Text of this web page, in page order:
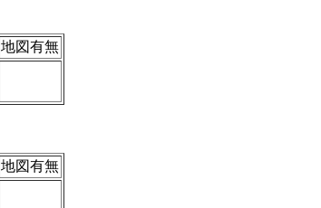
地図有無
地図有無